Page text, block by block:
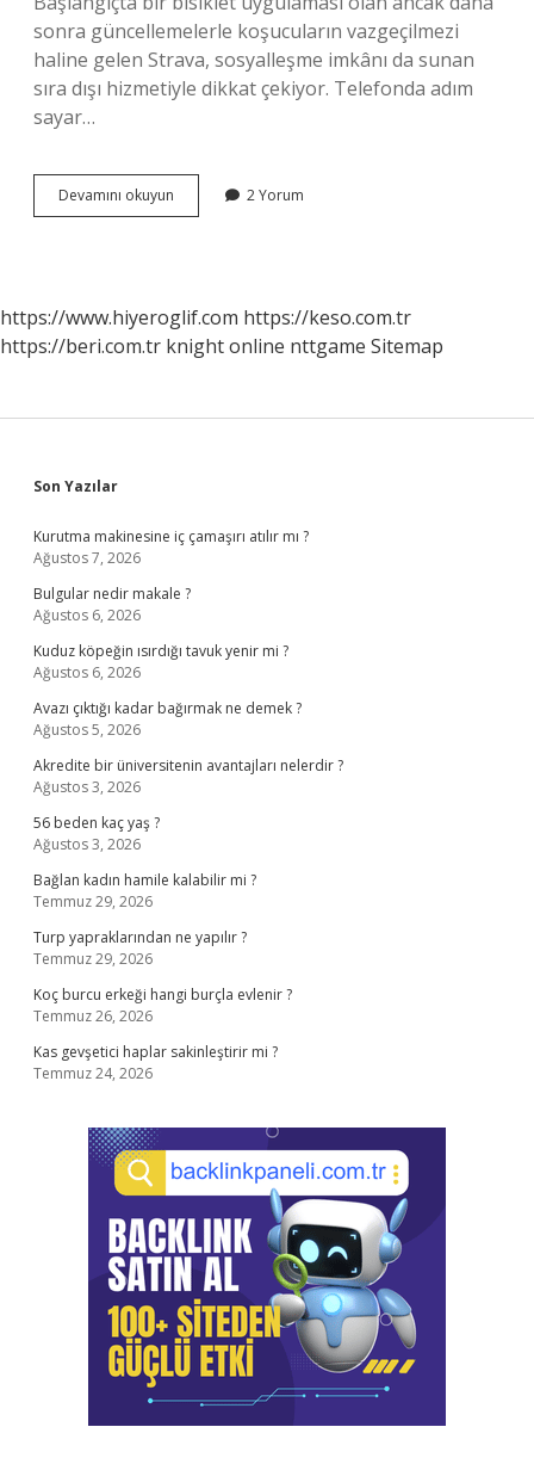
sonra güncellemelerle koşucuların vazgeçilmezi
haline gelen Strava, sosyalleşme imkânı da sunan
sıra dışı hizmetiyle dikkat çekiyor. Telefonda adım
sayar…
Devamını okuyun
Kaç
2 Yorum
https://www.hiyeroglif.com https://keso.com.tr
https://beri.com.tr knight online nttgame Sitemap
Sidebar
Son Yazılar
Kurutma makinesine iç çamaşırı atılır mı ?
Ağustos 7, 2026
Bulgular nedir makale ?
Ağustos 6, 2026
Kuduz köpeğin ısırdığı tavuk yenir mi ?
Ağustos 6, 2026
Avazı çıktığı kadar bağırmak ne demek ?
Ağustos 5, 2026
Akredite bir üniversitenin avantajları nelerdir ?
Ağustos 3, 2026
56 beden kaç yaş ?
Ağustos 3, 2026
Bağlan kadın hamile kalabilir mi ?
Temmuz 29, 2026
Turp yapraklarından ne yapılır ?
Temmuz 29, 2026
Koç burcu erkeği hangi burçla evlenir ?
Temmuz 26, 2026
Kas gevşetici haplar sakinleştirir mi ?
Temmuz 24, 2026